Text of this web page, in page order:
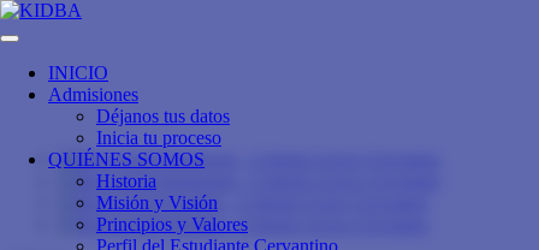
INICIO
Admisiones
Déjanos tus datos
Inicia tu proceso
QUIÉNES SOMOS
Historia
Misión y Visión
Principios y Valores
Perfil del Estudiante Cervantino